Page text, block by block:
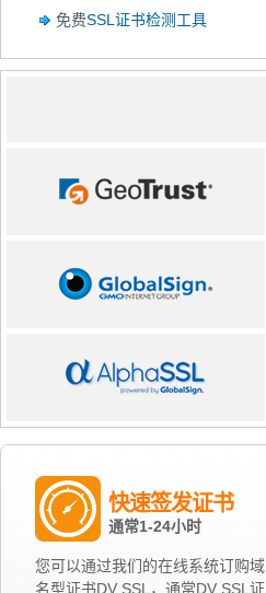
免费SSL证书检测工具
快速签发证书
通常1-24小时
您可以通过我们的在线系统订购域
名型证书DV SSL，通常DV SSL证